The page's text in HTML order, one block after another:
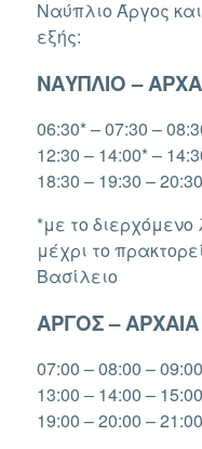
Ναύπλιο Άργος
εξής:
ΝΑΥΠΛΙΟ –
06:30* – 07:30 –
12:30 – 14:00* –
18:30 – 19:30 –
*με το
μέχρι το
Βασίλειο
ΑΡΓΟΣ –
07:00 – 08:00 –
13:00 – 14:00 –
19:00 – 20:00 –